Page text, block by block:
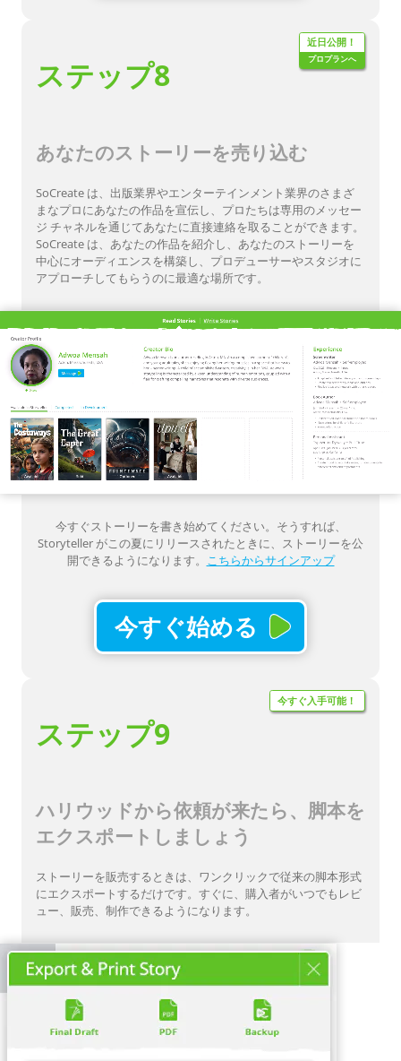
ステップ8
近日公開！
プロプランへ
あなたのストーリーを売り込む
SoCreate は、出版業界やエンターテインメント業界のさまざ
まなプロにあなたの作品を宣伝し、プロたちは専用のメッセー
ジ チャネルを通じてあなたに直接連絡を取ることができます。
SoCreate は、あなたの作品を紹介し、あなたのストーリーを
中心にオーディエンスを構築し、プロデューサーやスタジオに
アプローチしてもらうのに最適な場所です。
今すぐストーリーを書き始めてください。そうすれば、
Storyteller がこの夏にリリースされたときに、ストーリーを公
開できるようになります。 こちらからサインアップ
今すぐ始める
ステップ9
今すぐ入手可能！
ハリウッドから依頼が来たら、脚本を
エクスポートしましょう
ストーリーを販売するときは、ワンクリックで従来の脚本形式
にエクスポートするだけです。すぐに、購入者がいつでもレビ
ュー、販売、制作できるようになります。